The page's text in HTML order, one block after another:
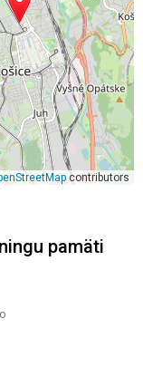
contributors
pamäti